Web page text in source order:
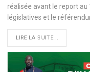
réalisée avant le report
législatives et le
LIRE LA SUITE...